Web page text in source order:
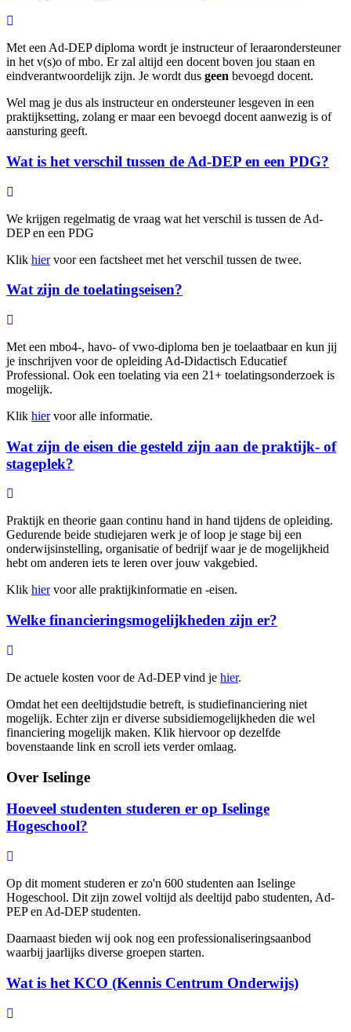
Met een Ad-DEP diploma wordt je instructeur of leraarondersteuner
in het v(s)o of mbo. Er zal altijd een docent boven jou staan en
eindverantwoordelijk zijn. Je wordt dus geen bevoegd docent.
Wel mag je dus als instructeur en ondersteuner lesgeven in een
praktijksetting, zolang er maar een bevoegd docent aanwezig is of
aansturing geeft.
Wat is het verschil tussen de Ad-DEP en een PDG?
We krijgen regelmatig de vraag wat het verschil is tussen de Ad-
DEP en een PDG
Klik hiervoor een factsheet met het verschil tussen de twee.
Wat zijn de toelatingseisen?
Met een mbo4-, havo- of vwo-diploma ben je toelaatbaar en kun jij
je inschrijven voor de opleiding Ad-Didactisch Educatief
Professional. Ook een toelating via een 21+ toelatingsonderzoek is
mogelijk.
Klik hiervoor alle informatie.
Wat zijn de eisen die gesteld zijn aan de praktijk- of
stageplek?
Praktijk en theorie gaan continu hand in hand tijdens de opleiding.
Gedurende beide studiejaren werk je of loop je stage bij een
onderwijsinstelling, organisatie of bedrijf waar je de mogelijkheid
hebt om anderen iets te leren over jouw vakgebied.
Klik hiervoor alle praktijkinformatie en -eisen.
Welke financieringsmogelijkheden zijn er?
De actuele kosten voor de Ad-DEP vind je hier.
Omdat het een deeltijdstudie betreft, is studiefinanciering niet
mogelijk. Echter zijn er diverse subsidiemogelijkheden die wel
financiering mogelijk maken. Klik hiervoor op dezelfde
bovenstaande link en scroll iets verder omlaag.
Over Iselinge
Hoeveel studenten studeren er op Iselinge
Hogeschool?
Op dit moment studeren er zo'n 600 studenten aan Iselinge
Hogeschool. Dit zijn zowel voltijd als deeltijd pabo studenten, Ad-
PEP en Ad-DEP studenten.
Daarnaast bieden wij ook nog een professionaliseringsaanbod
waarbij jaarlijks diverse groepen starten.
Wat is het KCO (Kennis Centrum Onderwijs)